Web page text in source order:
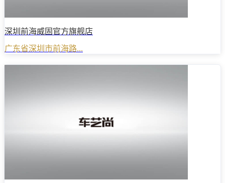
深圳前海威固官方旗舰店
广东省深圳市前海路...